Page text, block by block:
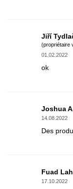
Jiří
(propriétaire
01.02.2022
ok
Joshua
14.08.2022
Des
Fuad
17.10.2022